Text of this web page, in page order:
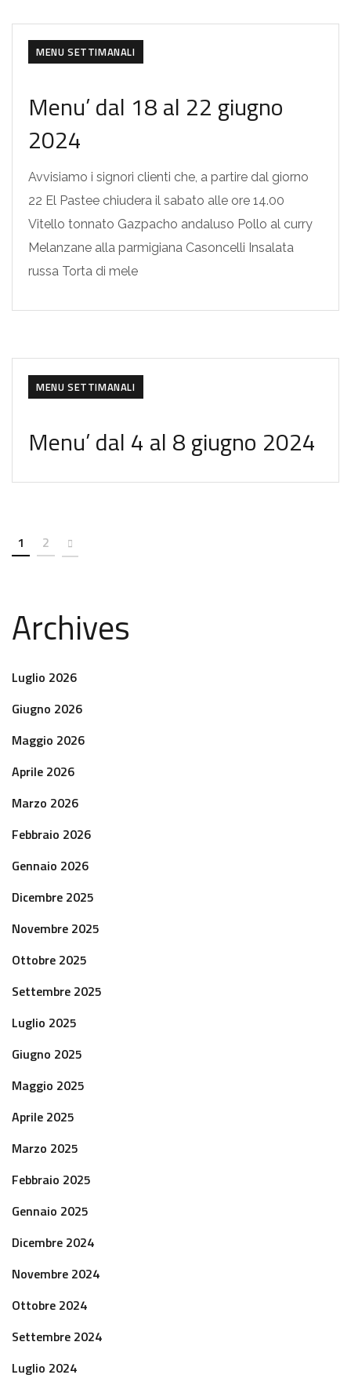
MENU SETTIMANALI
Menu’ dal 18 al 22 giugno
2024
Avvisiamo i signori clienti che, a partire dal giorno
22 El Pastee chiudera il sabato alle ore 14.00
Vitello tonnato Gazpacho andaluso Pollo al curry
Melanzane alla parmigiana Casoncelli Insalata
russa Torta di mele
MENU SETTIMANALI
Menu’ dal 4 al 8 giugno 2024
1 2
Archives
Luglio 2026
Giugno 2026
Maggio 2026
Aprile 2026
Marzo 2026
Febbraio 2026
Gennaio 2026
Dicembre 2025
Novembre 2025
Ottobre 2025
Settembre 2025
Luglio 2025
Giugno 2025
Maggio 2025
Aprile 2025
Marzo 2025
Febbraio 2025
Gennaio 2025
Dicembre 2024
Novembre 2024
Ottobre 2024
Settembre 2024
Luglio 2024